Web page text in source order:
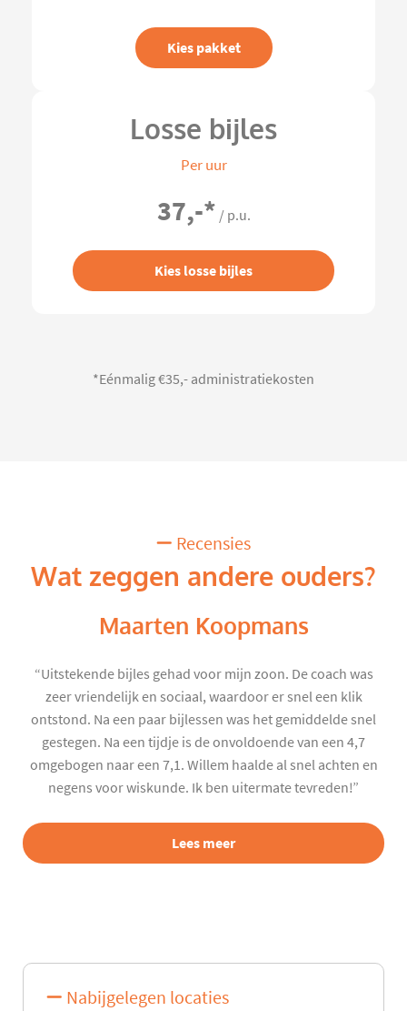
Kies pakket
Losse bijles
Per uur
37,-* / p.u.
Kies losse bijles
*Eénmalig €35,- administratiekosten
Recensies
Wat zeggen andere ouders?
Maarten Koopmans
“Uitstekende bijles gehad voor mijn zoon. De coach was
zeer vriendelijk en sociaal, waardoor er snel een klik
ontstond. Na een paar bijlessen was het gemiddelde snel
gestegen. Na een tijdje is de onvoldoende van een 4,7
omgebogen naar een 7,1. Willem haalde al snel achten en
negens voor wiskunde. Ik ben uitermate tevreden!”
Lees meer
Nabijgelegen locaties